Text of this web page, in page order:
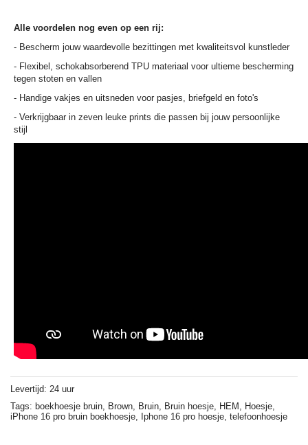
Alle voordelen nog even op een rij:
- Bescherm jouw waardevolle bezittingen met kwaliteitsvol kunstleder
- Flexibel, schokabsorberend TPU materiaal voor ultieme bescherming
tegen stoten en vallen
- Handige vakjes en uitsneden voor pasjes, briefgeld en foto's
- Verkrijgbaar in zeven leuke prints die passen bij jouw persoonlijke
stijl
Levertijd: 24 uur
Tags: boekhoesje bruin, Brown, Bruin, Bruin hoesje, HEM, Hoesje,
iPhone 16 pro bruin boekhoesje, Iphone 16 pro hoesje, telefoonhoesje